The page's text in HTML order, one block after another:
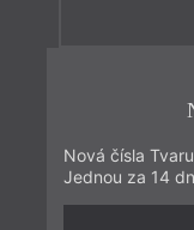
Nová čísla
Jednou za 14